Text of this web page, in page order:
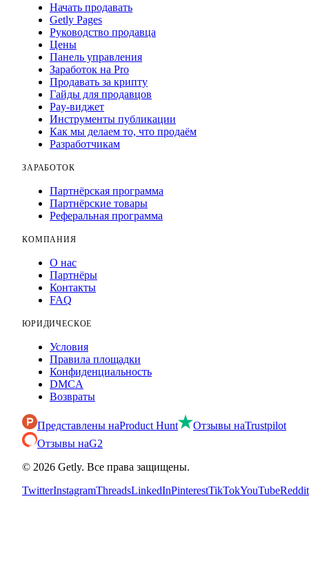
Начать продавать
Getly Pages
Руководство продавца
Цены
Панель управления
Заработок на Pro
Продавать за крипту
Гайды для продавцов
Pay-виджет
Инструменты публикации
Как мы делаем то, что продаём
Разработчикам
ЗАРАБОТОК
Партнёрская программа
Партнёрские товары
Реферальная программа
КОМПАНИЯ
О нас
Партнёры
Контакты
FAQ
ЮРИДИЧЕСКОЕ
Условия
Правила площадки
Конфиденциальность
DMCA
Возвраты
Представлены наProduct Hunt Отзывы наTrustpilot
Отзывы наG2
© 2026 Getly. Все права защищены.
TwitterInstagramThreadsLinkedInPinterestTikTokYouTubeReddit